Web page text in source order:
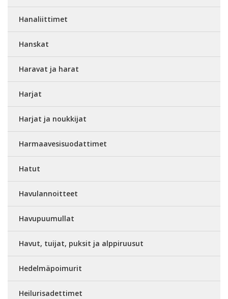
Hanaliittimet
Hanskat
Haravat ja harat
Harjat
Harjat ja noukkijat
Harmaavesisuodattimet
Hatut
Havulannoitteet
Havupuumullat
Havut, tuijat, puksit ja alppiruusut
Hedelmäpoimurit
Heilurisadettimet